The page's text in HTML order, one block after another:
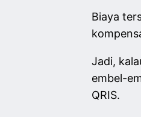
Biaya
Jadi,
embel-
QRIS.